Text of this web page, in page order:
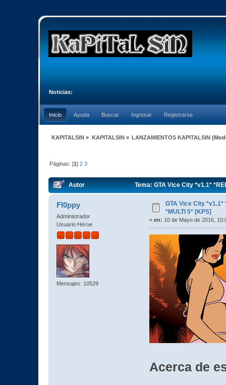
Noticias:
Inicio Ayuda Buscar Ingresar Registrarse
KAPITALSIN » KAPITALSIN» LANZAMIENTOS KAPITALSIN
Páginas: [1]2 3
Autor Tema: GTA Vice City *v1.1*
Fl0ppy
Administrador
Usuario Héroe
Mensajes: 10529
GTA Vice City *v1.1*
*MULTI 5* [KPS]
« en: 10 de Mayo de 2016,
Acerca de